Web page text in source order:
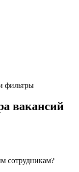
фильтры
вакансий
сотрудникам?